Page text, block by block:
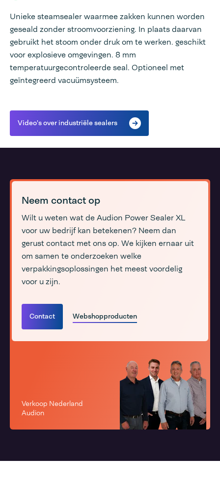
Unieke steamsealer waarmee zakken kunnen worden
geseald zonder stroomvoorziening. In plaats daarvan
gebruikt het stoom onder druk om te werken. geschikt
voor explosieve omgevingen. 8 mm
temperatuurgecontroleerde seal. Optioneel met
geïntegreerd vacuümsysteem.
Video's over industriële sealers
Neem contact op
Wilt u weten wat de Audion Power Sealer XL
voor uw bedrijf kan betekenen? Neem dan
gerust contact met ons op. We kijken ernaar uit
om samen te onderzoeken welke
verpakkingsoplossingen het meest voordelig
voor u zijn.
Contact Webshopproducten
Verkoop Nederland
Audion